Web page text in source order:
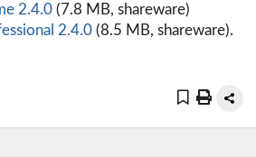
2.4.0(7.8 MB, shareware)
2.4.0(8.5 MB, shareware).